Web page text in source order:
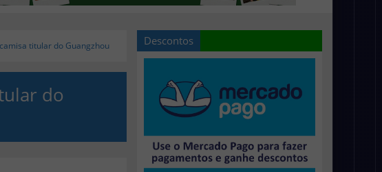
titular do Guangzhou
do
Descontos